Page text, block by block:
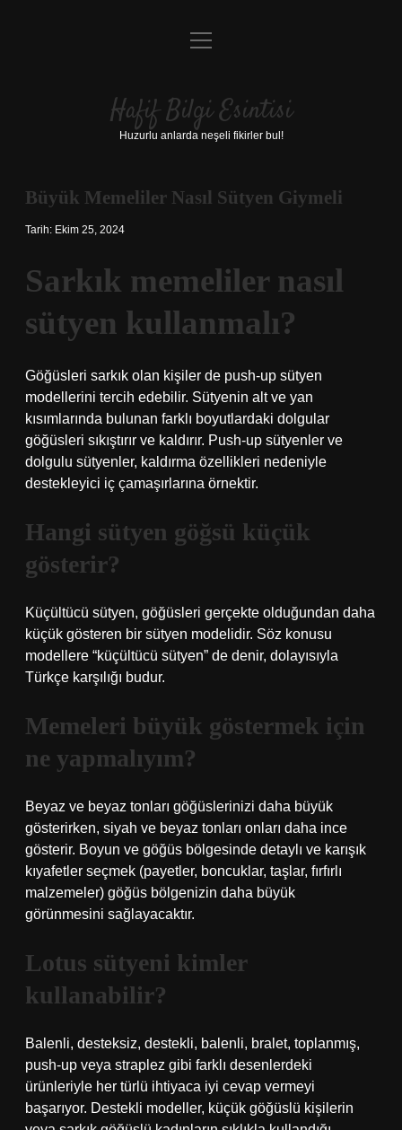
Anasayfa
Yasal Uyarı
menüyü
Hafif Bilgi Esintisi
Huzurlu anlarda neşeli fikirler bul!
Büyük Memeliler Nasıl Sütyen Giymeli
Tarih: Ekim 25, 2024
Sarkık memeliler nasıl
sütyen kullanmalı?
Göğüsleri sarkık olan kişiler de push-up sütyen
modellerini tercih edebilir. Sütyenin alt ve yan
kısımlarında bulunan farklı boyutlardaki dolgular
göğüsleri sıkıştırır ve kaldırır. Push-up sütyenler ve
dolgulu sütyenler, kaldırma özellikleri nedeniyle
destekleyici iç çamaşırlarına örnektir.
Hangi sütyen göğsü küçük
gösterir?
Küçültücü sütyen, göğüsleri gerçekte olduğundan daha
küçük gösteren bir sütyen modelidir. Söz konusu
modellere “küçültücü sütyen” de denir, dolayısıyla
Türkçe karşılığı budur.
Memeleri büyük göstermek için
ne yapmalıyım?
Beyaz ve beyaz tonları göğüslerinizi daha büyük
gösterirken, siyah ve beyaz tonları onları daha ince
gösterir. Boyun ve göğüs bölgesinde detaylı ve karışık
kıyafetler seçmek (payetler, boncuklar, taşlar, fırfırlı
malzemeler) göğüs bölgenizin daha büyük
görünmesini sağlayacaktır.
Lotus sütyeni kimler
kullanabilir?
Balenli, desteksiz, destekli, balenli, bralet, toplanmış,
push-up veya straplez gibi farklı desenlerdeki
ürünleriyle her türlü ihtiyaca iyi cevap vermeyi
başarıyor. Destekli modeller, küçük göğüslü kişilerin